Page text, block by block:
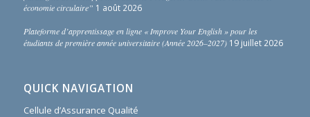
économie circulaire” 1 août 2026
Plateforme d’apprentissage en ligne « Improve Your English » pour les
étudiants de première année universitaire (Année 2026–2027) 19 juillet 2026
QUICK NAVIGATION
Cellule d’Assurance Qualité